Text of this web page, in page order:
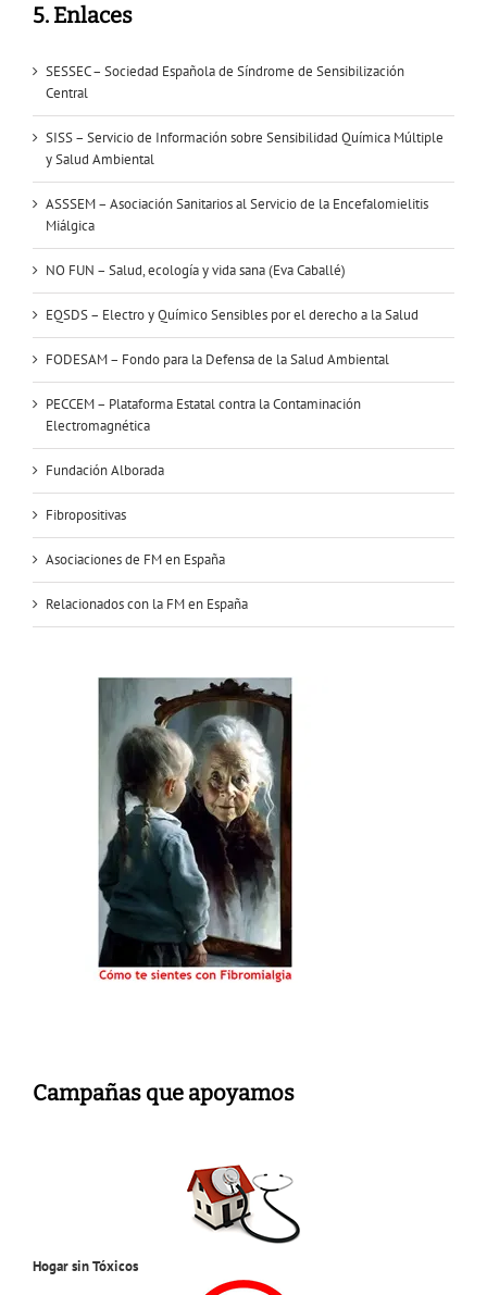
5. Enlaces
SESSEC – Sociedad Española de Síndrome de Sensibilización
Central
SISS – Servicio de Información sobre Sensibilidad Química Múltiple
y Salud Ambiental
ASSSEM – Asociación Sanitarios al Servicio de la Encefalomielitis
Miálgica
NO FUN – Salud, ecología y vida sana (Eva Caballé)
EQSDS – Electro y Químico Sensibles por el derecho a la Salud
FODESAM – Fondo para la Defensa de la Salud Ambiental
PECCEM – Plataforma Estatal contra la Contaminación
Electromagnética
Fundación Alborada
Fibropositivas
Asociaciones de FM en España
Relacionados con la FM en España
Campañas que apoyamos
Hogar sin Tóxicos